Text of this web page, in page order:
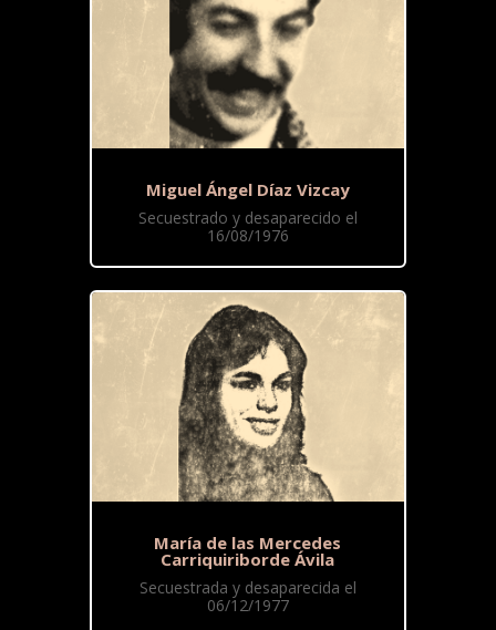
Miguel Ángel Díaz Vizcay
Secuestrado y desaparecido el
16/08/1976
María de las Mercedes
Carriquiriborde Ávila
Secuestrada y desaparecida el
06/12/1977